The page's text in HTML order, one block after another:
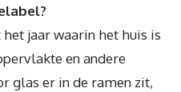
jaar waarin het huis is
en andere
glas er in de ramen zit,